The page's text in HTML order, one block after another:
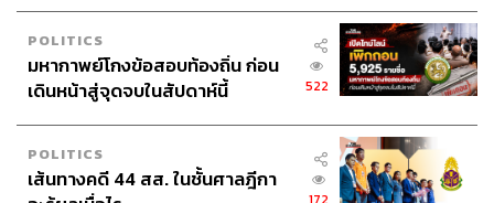
POLITICS
มหากาพย์โกงข้อสอบท้องถิ่น ก่อน
เดินหน้าสู่จุดจบในสัปดาห์นี้
522
POLITICS
เส้นทางคดี 44 สส. ในชั้นศาลฎีกา